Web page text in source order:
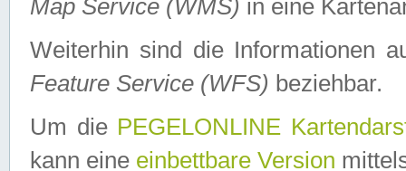
Map Service (WMS) in eine
Weiterhin sind die Informationen
Feature Service (WFS) beziehbar.
Um die PEGELONLINE
kann eine einbettbare Version